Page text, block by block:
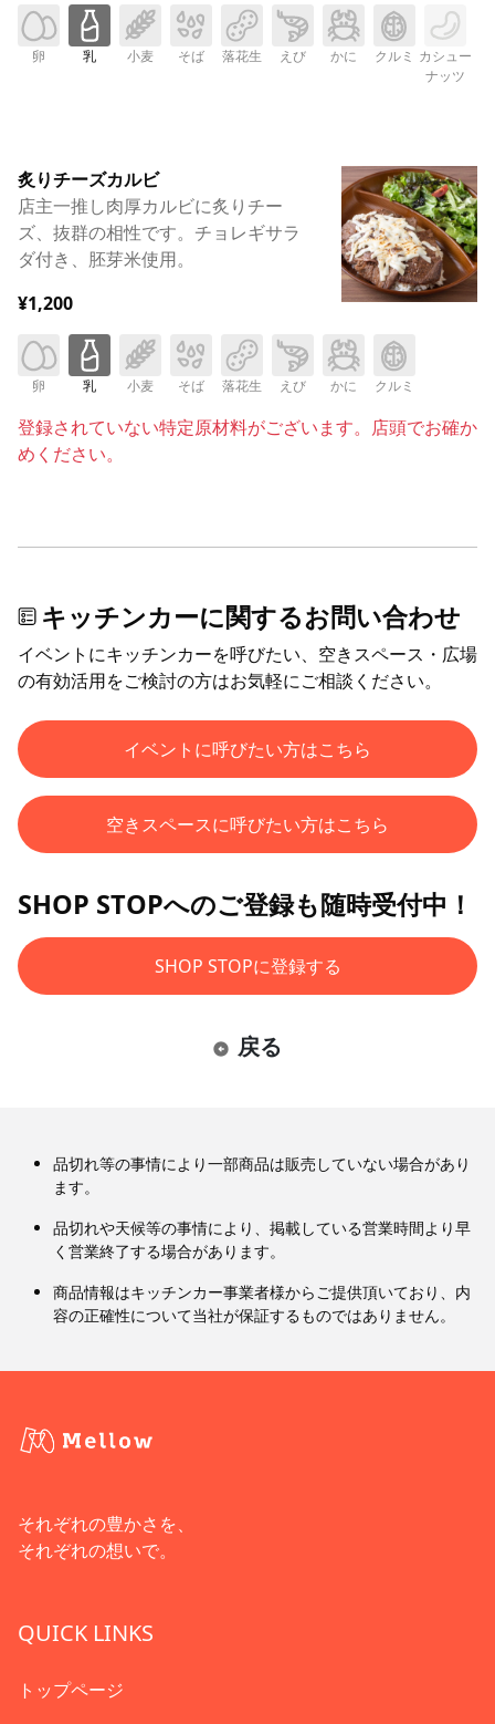
卵 乳 小麦 そば 落花生 えび かに クルミ カシュー
ナッツ
炙りチーズカルビ
店主一推し肉厚カルビに炙りチー
ズ、抜群の相性です。チョレギサラ
ダ付き、胚芽米使用。
¥1,200
卵 乳 小麦 そば 落花生 えび かに クルミ
登録されていない特定原材料がございます。店頭でお確か
めください。
キッチンカーに関するお問い合わせ
イベントにキッチンカーを呼びたい、空きスペース・広場
の有効活用をご検討の方はお気軽にご相談ください。
イベントに呼びたい方はこちら
空きスペースに呼びたい方はこちら
SHOP STOPへのご登録も随時受付中！
SHOP STOPに登録する
戻る
品切れ等の事情により一部商品は販売していない場合があり
ます。
品切れや天候等の事情により、掲載している営業時間より早
く営業終了する場合があります。
商品情報はキッチンカー事業者様からご提供頂いており、内
容の正確性について当社が保証するものではありません。
それぞれの豊かさを、
それぞれの想いで。
QUICK LINKS
トップページ